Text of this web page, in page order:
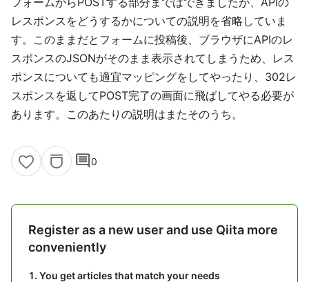
レスポンスをどうするかについての説明を省略していま
す。このままだとフォームに投稿後、ブラウザにAPIのレ
スポンスのJSONがそのまま表示されてしまうため、レス
ポンスについても適宜マッピングをしてやったり、302レ
スポンスを返してPOST完了の画面に飛ばしてやる必要が
あります。このあたりの説明はまたそのうち。
comment0
Register as a new user and use Qiita more
conveniently
You get articles that match your needs